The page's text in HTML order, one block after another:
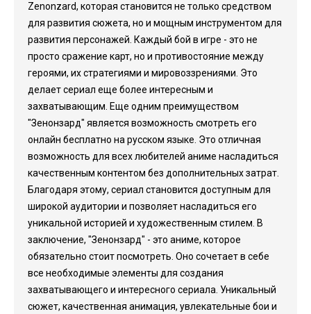
Zenonzard, которая становится не только средством
для развития сюжета, но и мощным инструментом для
развития персонажей. Каждый бой в игре - это не
просто сражение карт, но и противостояние между
героями, их стратегиями и мировоззрениями. Это
делает сериал еще более интересным и
захватывающим. Еще одним преимуществом
"Зенонзард" является возможность смотреть его
онлайн бесплатно на русском языке. Это отличная
возможность для всех любителей аниме насладиться
качественным контентом без дополнительных затрат.
Благодаря этому, сериал становится доступным для
широкой аудитории и позволяет насладиться его
уникальной историей и художественным стилем. В
заключение, "Зенонзард" - это аниме, которое
обязательно стоит посмотреть. Оно сочетает в себе
все необходимые элементы для создания
захватывающего и интересного сериала. Уникальный
сюжет, качественная анимация, увлекательные бои и